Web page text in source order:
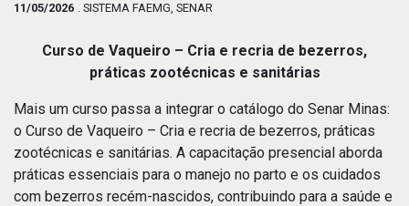
11/05/2026 . SISTEMA FAEMG, SENAR
Curso de Vaqueiro – Cria e recria de bezerros,
práticas zootécnicas e sanitárias
Mais um curso passa a integrar o catálogo do Senar Minas:
o Curso de Vaqueiro – Cria e recria de bezerros, práticas
zootécnicas e sanitárias. A capacitação presencial aborda
práticas essenciais para o manejo no parto e os cuidados
com bezerros recém-nascidos, contribuindo para a saúde e